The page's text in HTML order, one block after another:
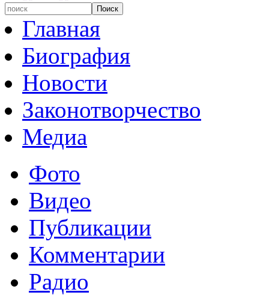
Поиск
Главная
Биография
Новости
Законотворчество
Медиа
Фото
Видео
Публикации
Комментарии
Радио